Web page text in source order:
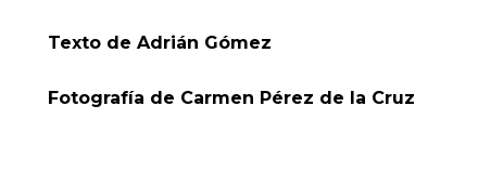
Texto de Adrián Gómez
Fotografía de Carmen Pérez de la Cruz